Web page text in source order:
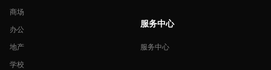
商场
办公
地产
学校
服务中心
服务中心